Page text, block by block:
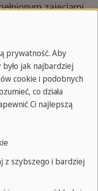
zajęciami,
relaksu,
się dobrymi
z
w klimatyzowanych
drzewami
prywatność. Aby
jak najbardziej
cookie i podobnych
co działa
Ci najlepszą
szybszego i bardziej